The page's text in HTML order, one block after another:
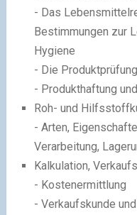
- Das
Bestimmungen zur
Hygiene
- Die
- Produkthaftung
Roh- und
- Arten,
Verarbeitung,
Kalkulation,
- Kostenermittlung
- Verkaufskunde